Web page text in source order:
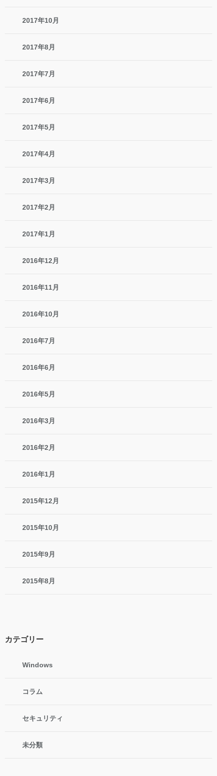
2017年10月
2017年8月
2017年7月
2017年6月
2017年5月
2017年4月
2017年3月
2017年2月
2017年1月
2016年12月
2016年11月
2016年10月
2016年7月
2016年6月
2016年5月
2016年3月
2016年2月
2016年1月
2015年12月
2015年10月
2015年9月
2015年8月
カテゴリー
Windows
コラム
セキュリティ
未分類